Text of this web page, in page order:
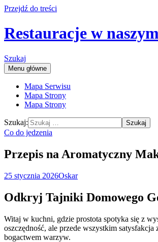
Przejdź do treści
Restauracje w
Szukaj
Menu główne
Mapa Serwisu
Mapa Strony
Mapa Strony
Szukaj:
Co do jedzenia
Przepis na Aromatyczny
25 stycznia 2026Oskar
Odkryj Tajniki Domowego
Witaj w kuchni, gdzie prostota spotyka się z
oszczędność, ale przede wszystkim
bogactwem warzyw.